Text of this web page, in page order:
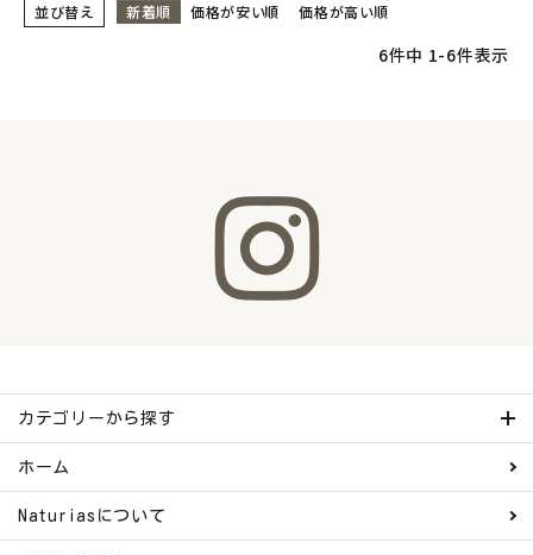
並び替え 新着順 価格が安い順 価格が高い順
6件中 1-6件表示
カテゴリーから探す
ホーム
Naturiasについて